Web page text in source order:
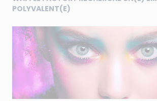
POLYVALENT(E)